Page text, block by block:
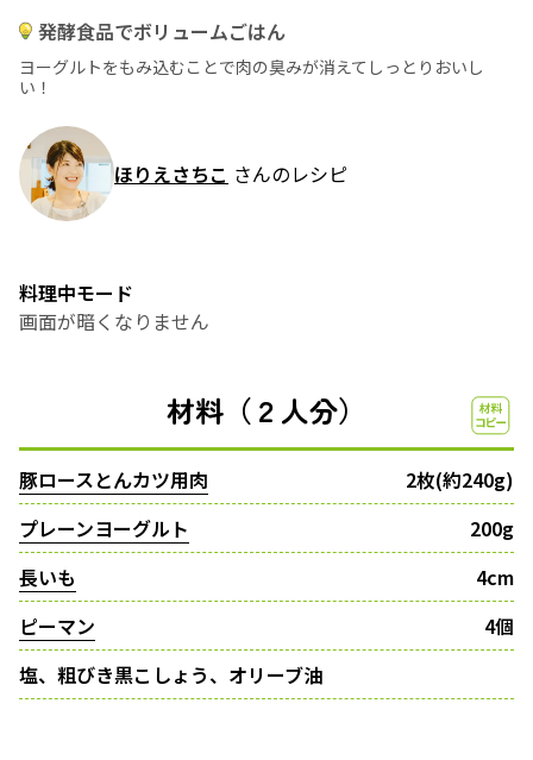
発酵食品でボリュームごはん
ヨーグルトをもみ込むことで肉の臭みが消えてしっとりおいし
い！
ほりえさちこ さんのレシピ
料理中モード
画面が暗くなりません
材料（２人分）
豚ロースとんカツ用肉
2枚(約240g)
プレーンヨーグルト
200g
長いも
4cm
ピーマン
4個
塩、粗びき黒こしょう、オリーブ油